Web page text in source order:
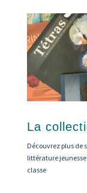
La
Découvrez plus de
littérature
classe